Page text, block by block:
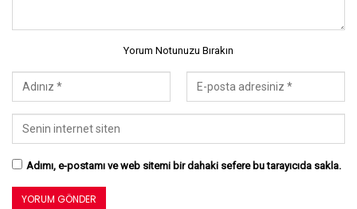
Yorum Notunuzu Bırakın
Adımı, e-postamı ve web sitemi bir dahaki sefere bu tarayıcıda sakla.